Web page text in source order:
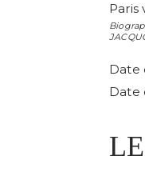
Paris
Date
Date